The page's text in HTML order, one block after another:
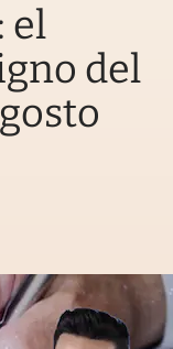
el
del